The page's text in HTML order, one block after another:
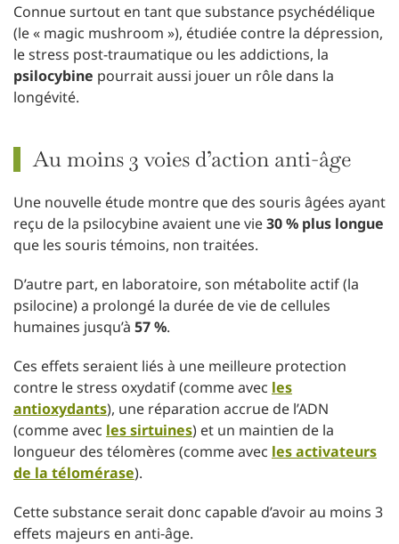
Connue surtout en tant que substance psychédélique
(le « magic mushroom »), étudiée contre la dépression,
le stress post-traumatique ou les addictions, la
psilocybine pourrait aussi jouer un rôle dans la
longévité.
Au moins 3 voies d’action anti-âge
Une nouvelle étude montre que des souris âgées ayant
reçu de la psilocybine avaient une vie30 % plus longue
que les souris témoins, non traitées.
D’autre part, en laboratoire, son métabolite actif (la
psilocine) a prolongé la durée de vie de cellules
humaines jusqu’à 57 %.
Ces effets seraient liés à une meilleure protection
contre le stress oxydatif (comme avec les
antioxydants), une réparation accrue de l’ADN
(comme avec les sirtuines) et un maintien de la
longueur des télomères (comme avec les activateurs
de la télomérase).
Cette substance serait donc capable d’avoir au moins 3
effets majeurs en anti-âge.